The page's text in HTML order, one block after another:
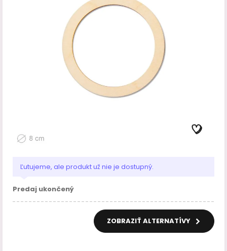
Ľutujeme, ale produkt už nie je dostupný.
Predaj ukončený
ZOBRAZIŤ ALTERNATÍVY